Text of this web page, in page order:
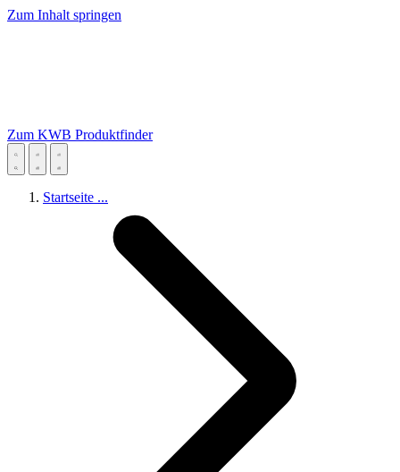
Zum Inhalt springen
Zum KWB Produktfinder
Startseite ...